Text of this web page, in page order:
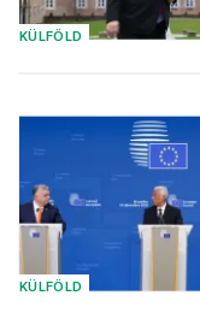
KÜLFÖLD
KÜLFÖLD